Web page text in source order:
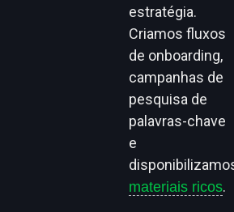
estratégia.
Criamos fluxos
de onboarding,
campanhas de
pesquisa de
palavras-chave
e
materiais ricos.